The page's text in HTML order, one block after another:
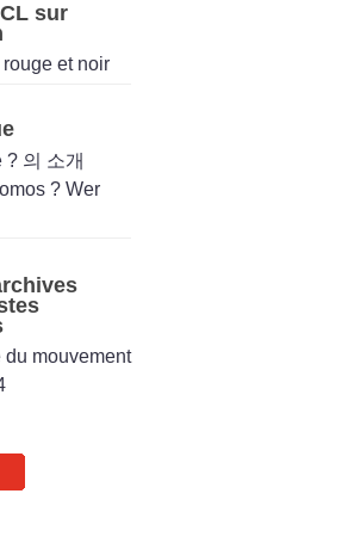
sur
rouge et noir
? 의 소개
? Wer
du mouvement